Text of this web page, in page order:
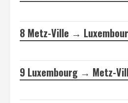
8 Metz-Ville →
9 Luxembourg → Metz-